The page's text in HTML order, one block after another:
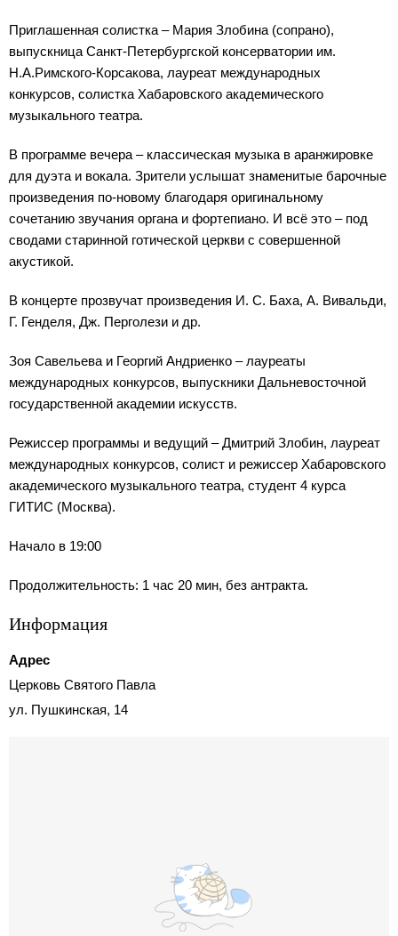
Приглашенная солистка – Мария Злобина (сопрано),
выпускница Санкт-Петербургской консерватории им.
Н.А.Римского-Корсакова, лауреат международных
конкурсов, солистка Хабаровского академического
музыкального театра.
В программе вечера – классическая музыка в аранжировке
для дуэта и вокала. Зрители услышат знаменитые барочные
произведения по-новому благодаря оригинальному
сочетанию звучания органа и фортепиано. И всё это – под
сводами старинной готической церкви с совершенной
акустикой.
В концерте прозвучат произведения И. С. Баха, А. Вивальди,
Г. Генделя, Дж. Перголези и др.
Зоя Савельева и Георгий Андриенко – лауреаты
международных конкурсов, выпускники Дальневосточной
государственной академии искусств.
Режиссер программы и ведущий – Дмитрий Злобин, лауреат
международных конкурсов, солист и режиссер Хабаровского
академического музыкального театра, студент 4 курса
ГИТИС (Москва).
Начало в 19:00
Продолжительность: 1 час 20 мин, без антракта.
Информация
Адрес
Церковь Святого Павла
ул. Пушкинская, 14